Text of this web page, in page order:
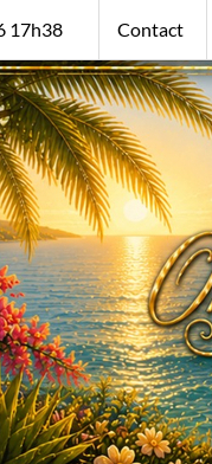
17h38 Contact